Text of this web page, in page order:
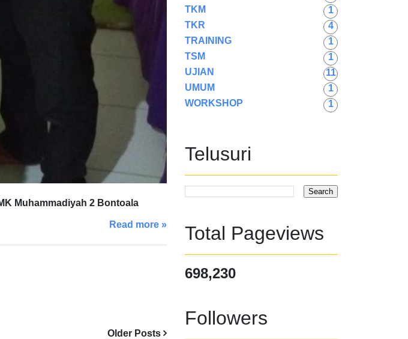
Muhammadiyah 2 Bontoala
Read more »
Older Posts
TKM
1
TKR
4
TRAINING
1
TSM
1
UJIAN
11
UMUM
1
WORKSHOP
1
Telusuri
Total Pageviews
698,230
Followers